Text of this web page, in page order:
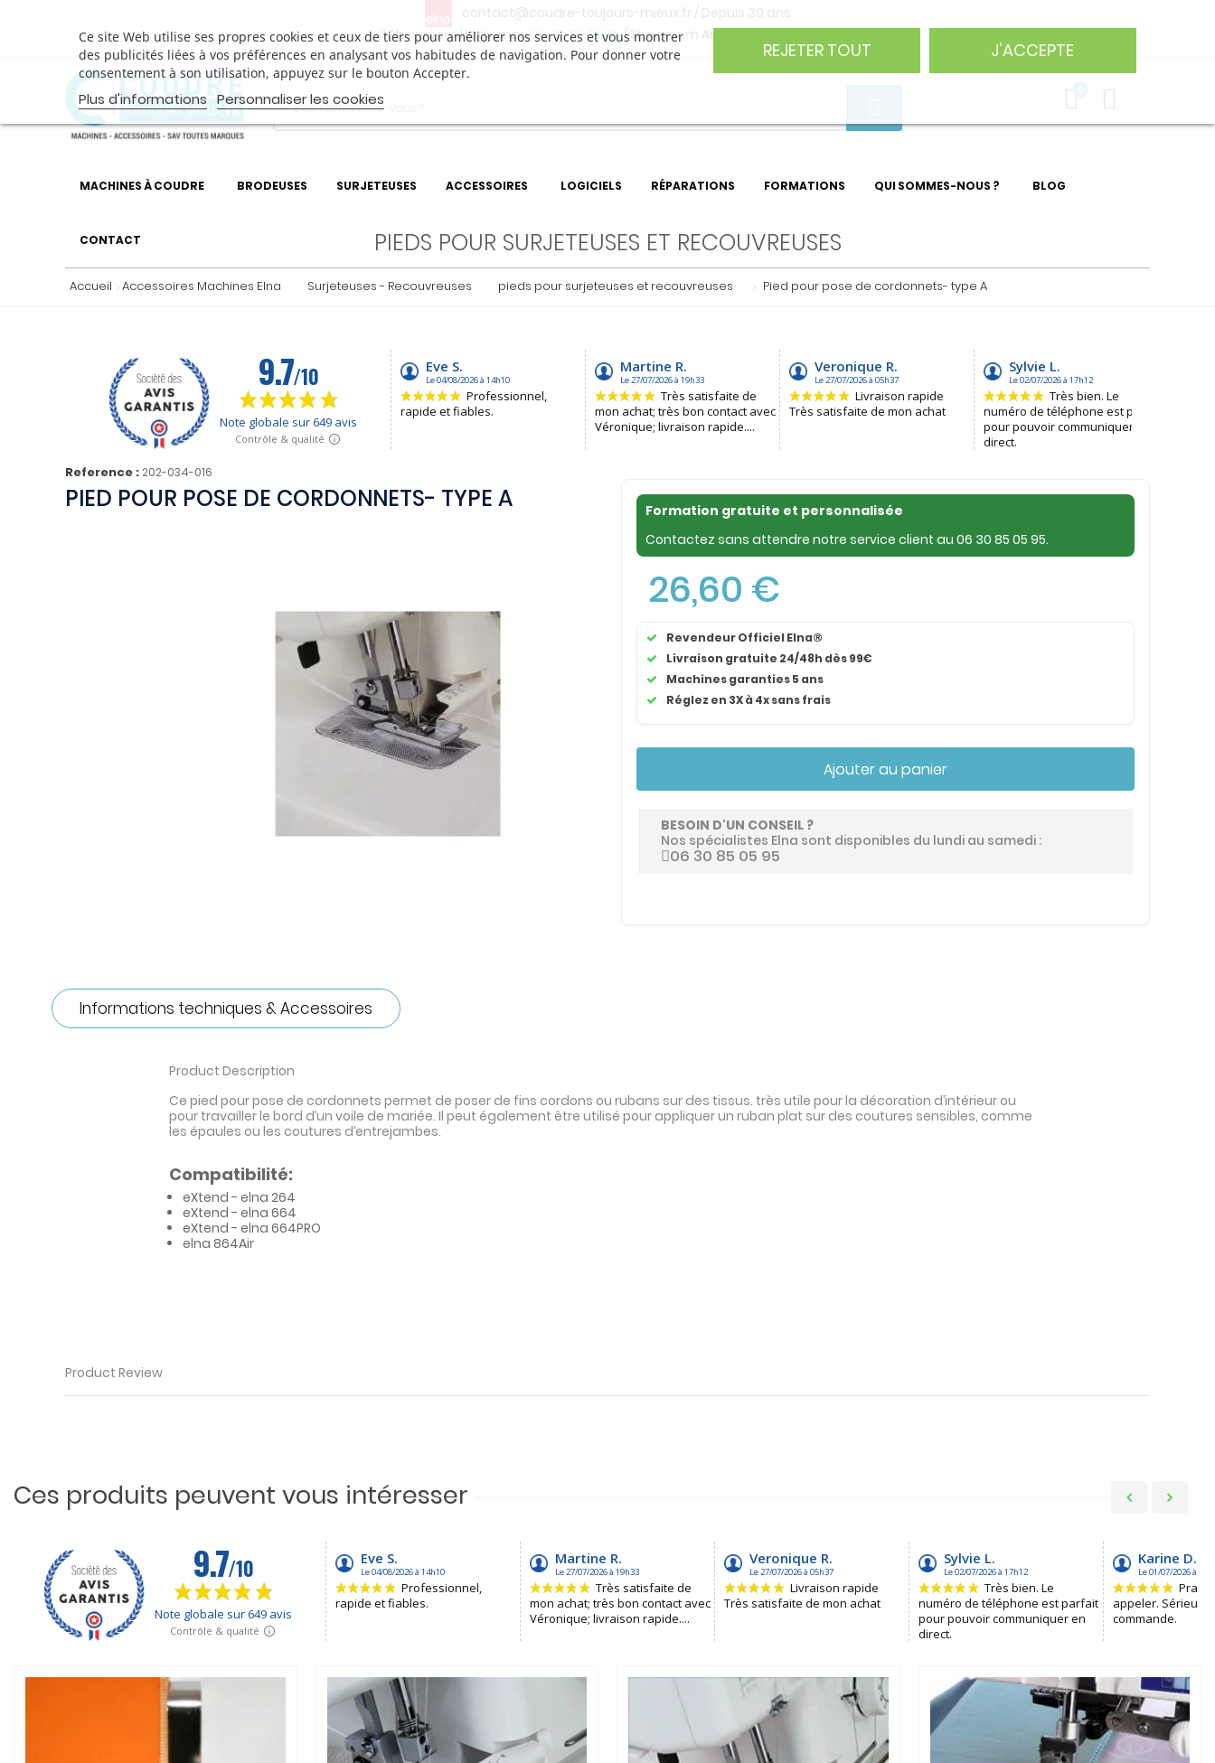
contact@coudre-toujours-mieux.fr / Depuis 30 ans
Showroom Haguenau 06 30 85 05 95/ Showroom Angers
Ce site Web utilise ses propres cookies et ceux de tiers pour améliorer nos services et vous montrer
des publicités liées à vos préférences en analysant vos habitudes de navigation. Pour donner votre
consentement à son utilisation, appuyez sur le bouton Accepter.
Plus d'informations Personnaliser les cookies
REJETER TOUT J'ACCEPTE
MACHINES À COUDRE BRODEUSES SURJETEUSES ACCESSOIRES LOGICIELS RÉPARATIONS FORMATIONS QUI SOMMES-NOUS ? BLOG
CONTACT PIEDS POUR SURJETEUSES ET RECOUVREUSES
Accueil Accessoires Machines Elna Surjeteuses - Recouvreuses pieds pour surjeteuses et recouvreuses Pied pour pose de cordonnets- type A
Reference : 202-034-016
PIED POUR POSE DE CORDONNETS- TYPE A
Formation gratuite et personnalisée
Contactez sans attendre notre service client au 06 30 85 05 95.
26,60 €
Revendeur Officiel Elna®
Livraison gratuite 24/48h dès 99€
Machines garanties 5 ans
Réglez en 3X à 4x sans frais
Ajouter au panier
BESOIN D'UN CONSEIL ?
Nos spécialistes Elna sont disponibles du lundi au samedi :
06 30 85 05 95
Informations techniques & Accessoires
Product Description
Ce pied pour pose de cordonnets permet de poser de fins cordons ou rubans sur des tissus. très utile pour la décoration d’intérieur ou
pour travailler le bord d’un voile de mariée. Il peut également être utilisé pour appliquer un ruban plat sur des coutures sensibles, comme
les épaules ou les coutures d’entrejambes.
Compatibilité:
eXtend - elna 264
eXtend - elna 664
eXtend - elna 664PRO
elna 864Air
Product Review
Ces produits peuvent vous intéresser